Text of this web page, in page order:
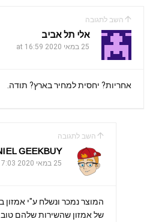
השב לתגובה
אלי תל אביב
25 במאי 2020 at 16:59
אחריות? יחסית למחיר בארץ? תודה.
השב לתגובה
GEEKBUY
25 במאי 2020 at 17:03
המוצר נמכר ונשלח ע"י
של אמזון שהשירות שלהם